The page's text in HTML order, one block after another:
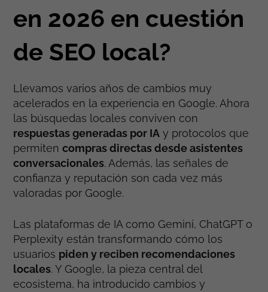
en 2026 en cuestión
de SEO local?
Llevamos varios años de cambios muy
acelerados en la experiencia en Google. Ahora
las búsquedas locales conviven con
respuestas generadas por IA y protocolos que
permitencompras directas desde asistentes
conversacionales. Además, las señales de
confianza y reputación son cada vez más
valoradas por Google.
Las plataformas de IA como Gemini, ChatGPT o
Perplexity están transformando cómo los
usuarios piden y reciben recomendaciones
locales. Y Google, la pieza central del
ecosistema, ha introducido cambios y